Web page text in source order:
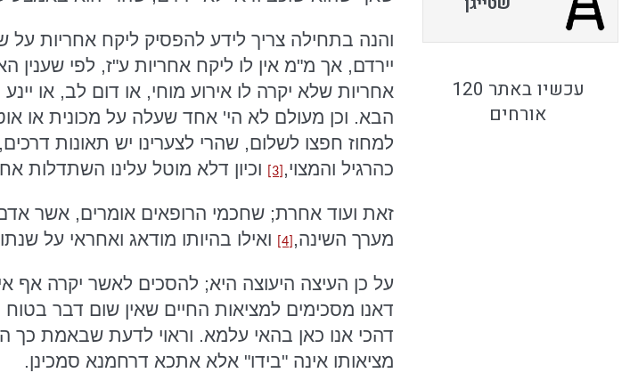
יירדם, אך מ"מ אין לו ליקח אחריות ע"ז, לפי
למחוז חפצו לשלום, שהרי לצערינו יש תאונות
כהרגיל והמצוי, [3] וכיון דלא מוטל עלינו השתדלות
מערך השינה, [4] ואילו בהיותו מודאג ואחראי על שנתו, הרי
על כן העיצה היעוצה היא; להסכים לאשר יקרה אף
דאנו מסכימים למציאות החיים שאין שום דבר
דהכי אנו כאן בהאי עלמא. וראוי לדעת שבאמת
מציאותו אינה "בידו" אלא אתכא דרחמנא סמכינן.
עכשיו באתר 120
אורחים